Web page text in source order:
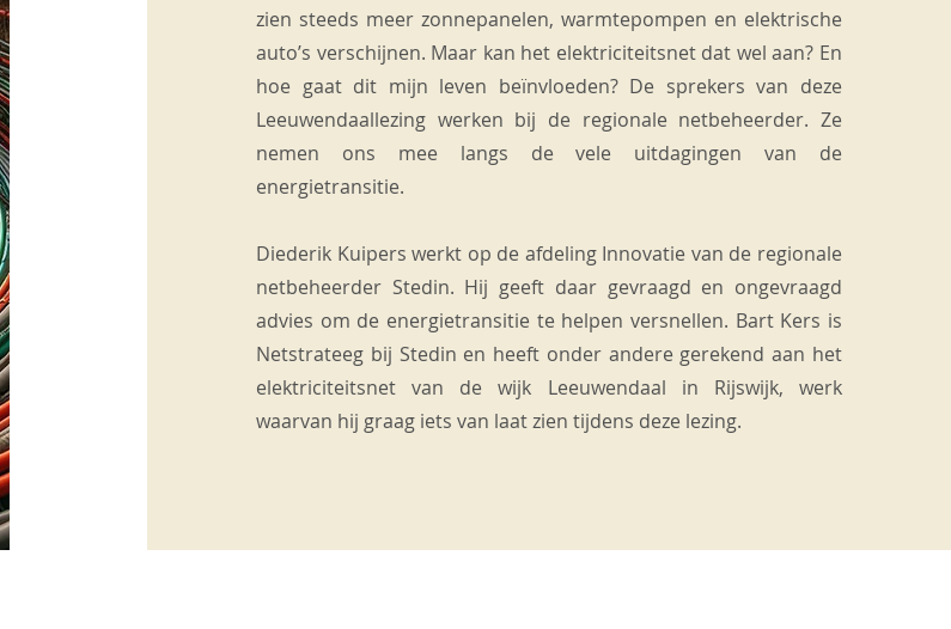
zien steeds meer zonnepanelen, warmtepompen en elektrische
auto’s verschijnen. Maar kan het elektriciteitsnet dat wel aan? En
hoe gaat dit mijn leven beïnvloeden? De sprekers van deze
Leeuwendaallezing werken bij de regionale netbeheerder. Ze
nemen ons mee langs de vele uitdagingen van de
energietransitie.
Diederik Kuipers werkt op de afdeling Innovatie van de regionale
netbeheerder Stedin. Hij geeft daar gevraagd en ongevraagd
advies om de energietransitie te helpen versnellen. Bart Kers is
Netstrateeg bij Stedin en heeft onder andere gerekend aan het
elektriciteitsnet van de wijk Leeuwendaal in Rijswijk, werk
waarvan hij graag iets van laat zien tijdens deze lezing.